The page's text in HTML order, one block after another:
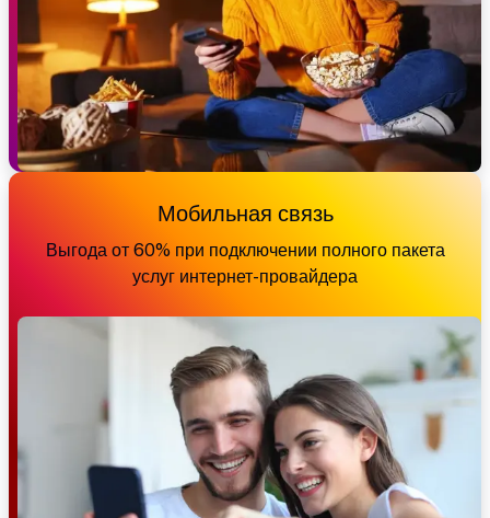
Мобильная связь
Выгода от 60% при подключении полного пакета
услуг интернет-провайдера